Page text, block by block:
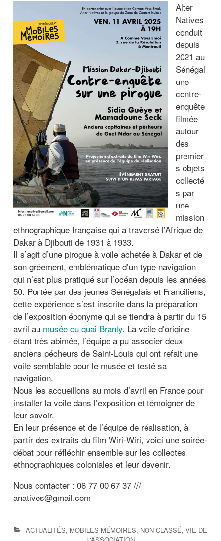
Alter
Natives
conduit
depuis
2021 au
Sénégal
une
contre-
enquête
filmée
autour
des
premier
s objets
collecté
s par
une
mission
ethnographique française qui a traversé l’Afrique de
Dakar à Djibouti de 1931 à 1933.
Il s’agit d’une pirogue à voile achetée à Dakar et de
son gréement, emblématique d’un type navigation
qui n’est plus pratiqué sur l’océan depuis les années
50. Portée par des jeunes Sénégalais et Franciliens,
cette expérience s’est inscrite dans la préparation
de l’exposition éponyme qui se tiendra à partir du 15
avril au musée du quai Branly. La voile d’origine
étant très abimée, l’équipe a pu associer deux
anciens pécheurs de Saint-Louis qui ont refait une
voile semblable pour le musée et testé sa
navigation.
Nous les accueillons au mois d’avril en France pour
installer la voile dans l’exposition et témoigner de
leur savoir.
En leur présence et de l’équipe de réalisation, à
partir des extraits du film Wiri-Wiri, voici une soirée-
débat pour réfléchir ensemble sur les collectes
ethnographiques coloniales et leur devenir.
Nous contacter : 06 77 00 67 37 ///
anatives@gmail.com
ACTUALITÉS, MOBILES MÉMOIRES, NON CLASSÉ, VIE DE